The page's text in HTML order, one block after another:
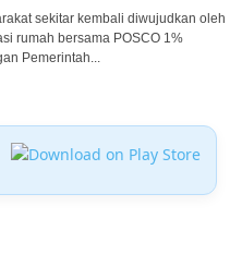
sekitar kembali diwujudkan oleh
rumah bersama POSCO 1%
Pemerintah...